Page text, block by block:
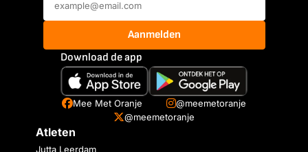
Aanmelden
Download de app
Mee Met Oranje
@meemetoranje
@meemetoranje
Atleten
Jutta Leerdam